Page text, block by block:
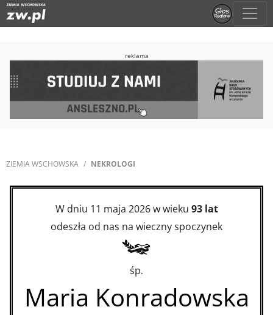
reklama
ZIEMIA WSCHOWSKA NEKROLOGI
W dniu 11 maja 2026 w wieku 93 lat
odeszła od nas na wieczny spoczynek
śp.
Maria Konradowska